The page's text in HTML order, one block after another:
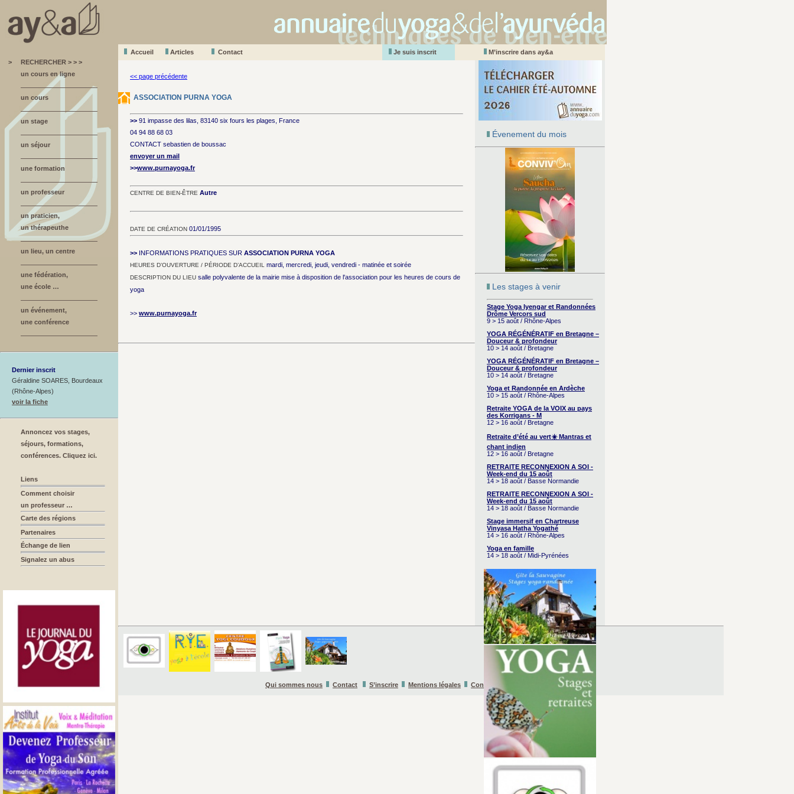
Accueil Articles Contact Je suis inscrit
M’inscrire dans ay&a
>
RECHERCHER > > >
un cours en ligne
un cours
un stage
un séjour
une formation
un professeur
un praticien,
un thérapeuthe
un lieu, un centre
une fédération,
une école …
un événement,
une conférence
Dernier inscrit
Géraldine SOARES, Bourdeaux
(Rhône-Alpes)
voir la fiche
Annoncez vos stages,
séjours, formations,
conférences. Cliquez ici.
Liens
Comment choisir
un professeur …
Carte des régions
Partenaires
Échange de lien
Signalez un abus
Évenement du mois
Les stages à venir
Stage Yoga Iyengar et Randonnées
Drôme Vercors sud
9 > 15 août / Rhône-Alpes
YOGA RÉGÉNÉRATIF en Bretagne –
Douceur & profondeur
10 > 14 août / Bretagne
YOGA RÉGÉNÉRATIF en Bretagne –
Douceur & profondeur
10 > 14 août / Bretagne
Yoga et Randonnée en Ardèche
10 > 15 août / Rhône-Alpes
Retraite YOGA de la VOIX au pays
des Korrigans - M
12 > 16 août / Bretagne
Retraite d’été au vert☀️ Mantras et
chant indien
12 > 16 août / Bretagne
RETRAITE RECONNEXION A SOI -
Week-end du 15 août
14 > 18 août / Basse Normandie
RETRAITE RECONNEXION A SOI -
Week-end du 15 août
14 > 18 août / Basse Normandie
Stage immersif en Chartreuse
Vinyasa Hatha Yogathé
14 > 16 août / Rhône-Alpes
Yoga en famille
14 > 18 août / Midi-Pyrénées
<< page précédente
ASSOCIATION PURNA YOGA
>> 91 impasse des lilas, 83140 six fours les plages, France
04 94 88 68 03
CONTACT sebastien de boussac
envoyer un mail
>>www.purnayoga.fr
CENTRE DE BIEN-ÊTRE Autre
DATE DE CRÉATION 01/01/1995
>> INFORMATIONS PRATIQUES SUR ASSOCIATION PURNA YOGA
HEURES D’OUVERTURE / PÉRIODE D’ACCUEIL mardi, mercredi, jeudi, vendredi - matinée et soirée
DESCRIPTION DU LIEU salle polyvalente de la mairie mise à disposition de l'association pour les heures de cours de
yoga
>> www.purnayoga.fr
Qui sommes nous Contact S’inscrire Mentions légales Conditions Générales d’Utilisation